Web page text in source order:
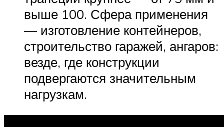
выше 100. Сфера применения
— изготовление контейнеров,
строительство гаражей, ангаров:
везде, где конструкции
подвергаются значительным
нагрузкам.